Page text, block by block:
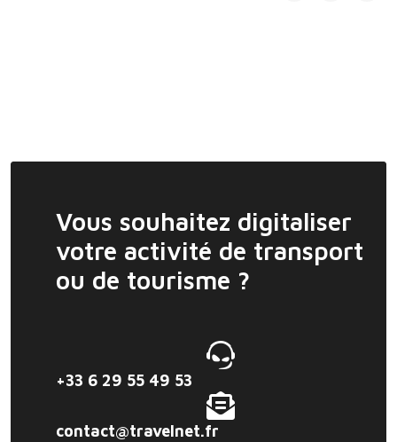
Vous souhaitez digitaliser
votre activité de transport
ou de tourisme ?
+33 6 29 55 49 53
contact@travelnet.fr